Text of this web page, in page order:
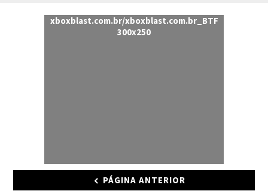
xboxblast.com.br/xboxblast.com.br_BTF
300x250
PÁGINA ANTERIOR